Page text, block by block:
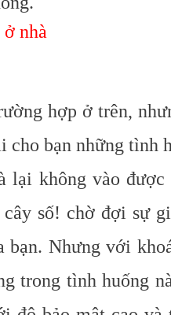
nhà
hợp ở trên,
cho bạn những tình
lại không vào
cây số! chờ đợi sự
bạn. Nhưng với
trong tình huống